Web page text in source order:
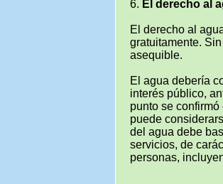
6. El derecho al
El derecho al
gratuitamente.
asequible.
El agua debería
interés público,
punto se
puede
del agua debe
servicios, de
personas,